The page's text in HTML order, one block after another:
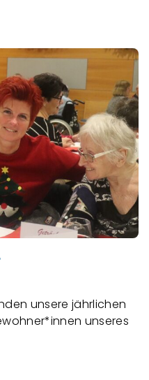
unsere jährlichen
unseres